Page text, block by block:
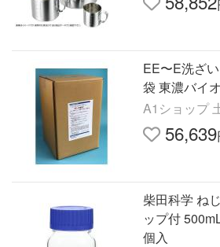
EE〜E洗ざ
A1ショップ
56,639
柴田科学 ね
ップ付
個入